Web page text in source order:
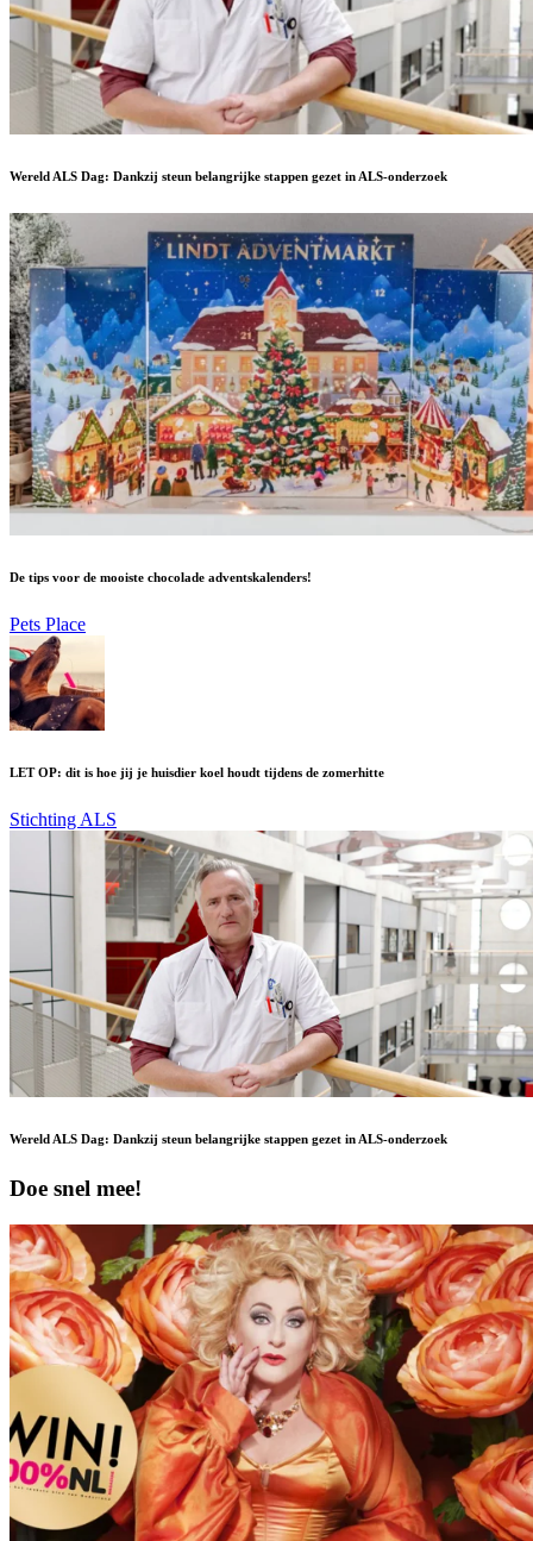
Wereld ALS Dag: Dankzij steun belangrijke stappen gezet in ALS-onderzoek
De tips voor de mooiste chocolade adventskalenders!
Pets Place
LET OP: dit is hoe jij je huisdier koel houdt tijdens de zomerhitte
Stichting ALS
Wereld ALS Dag: Dankzij steun belangrijke stappen gezet in ALS-onderzoek
Doe snel mee!